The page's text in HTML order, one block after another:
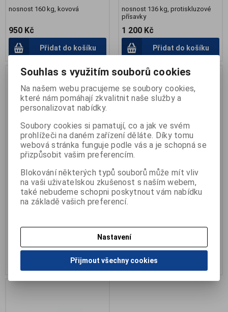
nosnost 160 kg, kovová
950 Kč
Přidat do košíku
nosnost 136 kg, protiskluzové
přísavky
1 200 Kč
Přidat do košíku
Stolička s opěrkou
Katalogové číslo:R-602
Termín dodání (dny):skladem
1 600 Kč
Přidat do košíku
.
Stupínek k vaně Prima Step
Katalogové číslo: R-62925
Záruka (měsíců):
nastavitelná výška 5, 7 nebo 9 cm
Přidat do košíku
Souhlas s využitím souborů cookies
Na našem webu pracujeme se soubory cookies,
které nám pomáhají zkvalitnit naše služby a
personalizovat nabídky.
Soubory cookies si pamatují, co a jak ve svém
prohlížeči na daném zařízení děláte. Díky tomu
webová stránka funguje podle vás a je schopná se
přizpůsobit vašim preferencím.
Blokování některých typů souborů může mít vliv
na vaši uživatelskou zkušenost s naším webem,
také nebudeme schopni poskytnout vám nabídku
na základě vašich preferencí.
Nastavení
Přijmout všechny cookies